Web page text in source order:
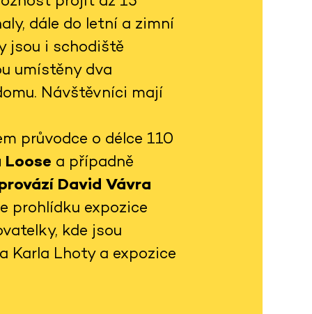
dále do letní a zimní
jsou i schodiště
umístěny dva
Návštěvníci mají
průvodce o délce 110
a případně
David Vávra
prohlídku expozice
kde jsou
Karla Lhoty a expozice